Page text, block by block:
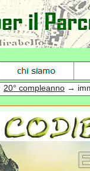
20° compleanno →